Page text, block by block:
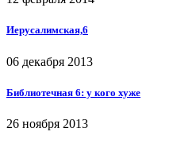
Иерусалимская,6
06 декабря 2013
Библиотечная 6: у кого хуже
26 ноября 2013